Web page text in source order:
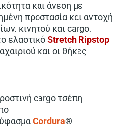
και άνεση με
προστασία και αντοχή
κινητού και cargo,
ελαστικόStretch Ripstop
και οι θήκες
cargo τσέπη
ύφασμαCordura®